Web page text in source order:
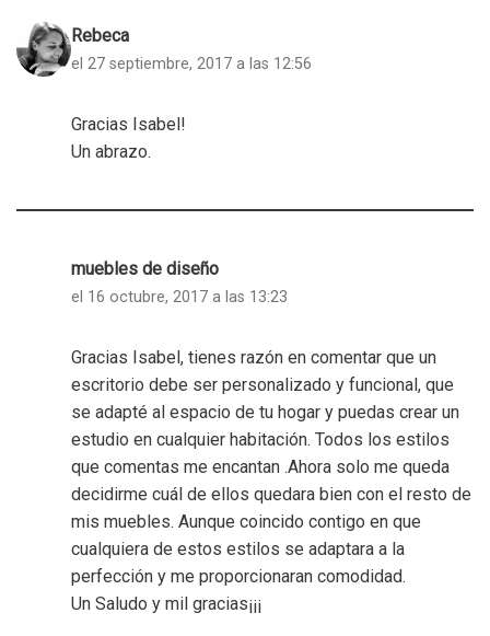
Rebeca
el 27 septiembre, 2017 a las 12:56
Gracias Isabel!
Un abrazo.
muebles de diseño
el 16 octubre, 2017 a las 13:23
Gracias Isabel, tienes razón en comentar que un
escritorio debe ser personalizado y funcional, que
se adapté al espacio de tu hogar y puedas crear un
estudio en cualquier habitación. Todos los estilos
que comentas me encantan .Ahora solo me queda
decidirme cuál de ellos quedara bien con el resto de
mis muebles. Aunque coincido contigo en que
cualquiera de estos estilos se adaptara a la
perfección y me proporcionaran comodidad.
Un Saludo y mil gracias¡¡¡